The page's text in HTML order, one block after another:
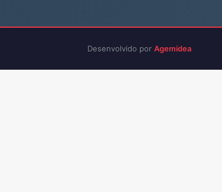
Desenvolvido por Agemidea